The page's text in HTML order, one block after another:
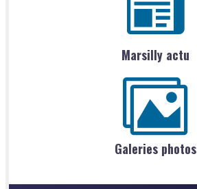
Marsilly actu
Galeries photos